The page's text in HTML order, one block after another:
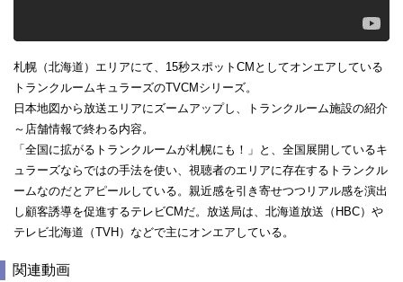
札幌（北海道）エリアにて、15秒スポットCMとしてオンエアしている
トランクルームキュラーズのTVCMシリーズ。
日本地図から放送エリアにズームアップし、トランクルーム施設の紹介
～店舗情報で終わる内容。
「全国に拡がるトランクルームが札幌にも！」と、全国展開しているキ
ュラーズならではの手法を使い、視聴者のエリアに存在するトランクル
ームなのだとアピールしている。親近感を引き寄せつつリアル感を演出
し顧客誘導を促進するテレビCMだ。放送局は、北海道放送（HBC）や
テレビ北海道（TVH）などで主にオンエアしている。
関連動画